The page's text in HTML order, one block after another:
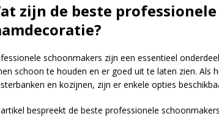
zijn de beste
schoonmakers zijn een essentieel
schoon te houden en er goed uit te laten zien. Als
en kozijnen, zijn er enkele opties
bespreekt de beste professionele